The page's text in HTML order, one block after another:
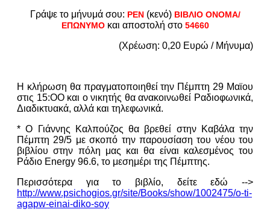
Γράψε το μήνυμά σου: ΡΕΝ(κενό) ΒΙΒΛΙΟ ΟΝΟΜΑ/
ΕΠΩΝΥΜΟκαι αποστολή στο 54660
(Χρέωση: 0,20 Ευρώ / Μήνυμα)
Η κλήρωση θα πραγματοποιηθεί την Πέμπτη 29 Μαϊου
στις 15:ΟΟ και ο νικητής θα ανακοινωθεί Ραδιοφωνικά,
Διαδικτυακά, αλλά και τηλεφωνικά.
* Ο Γιάννης Καλπούζος θα βρεθεί στην Καβάλα την
Πέμπτη 29/5 με σκοπό την παρουσίαση του νέου του
βιβλίου στην πόλη μας και θα είναι καλεσμένος του
Ράδιο Energy 96.6, το μεσημέρι της Πέμπτης.
Περισσότερα για το βιβλίο, δείτε εδώ -->
http://www.psichogios.gr/site/Books/show/1002475/o-ti-
agapw-einai-diko-soy